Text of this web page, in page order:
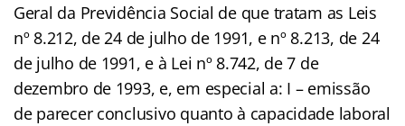
Geral da Previdência Social de que tratam as Leis
nº 8.212, de 24 de julho de 1991, e nº 8.213, de 24
de julho de 1991, e à Lei nº 8.742, de 7 de
dezembro de 1993, e, em especial a: I – emissão
de parecer conclusivo quanto à capacidade laboral